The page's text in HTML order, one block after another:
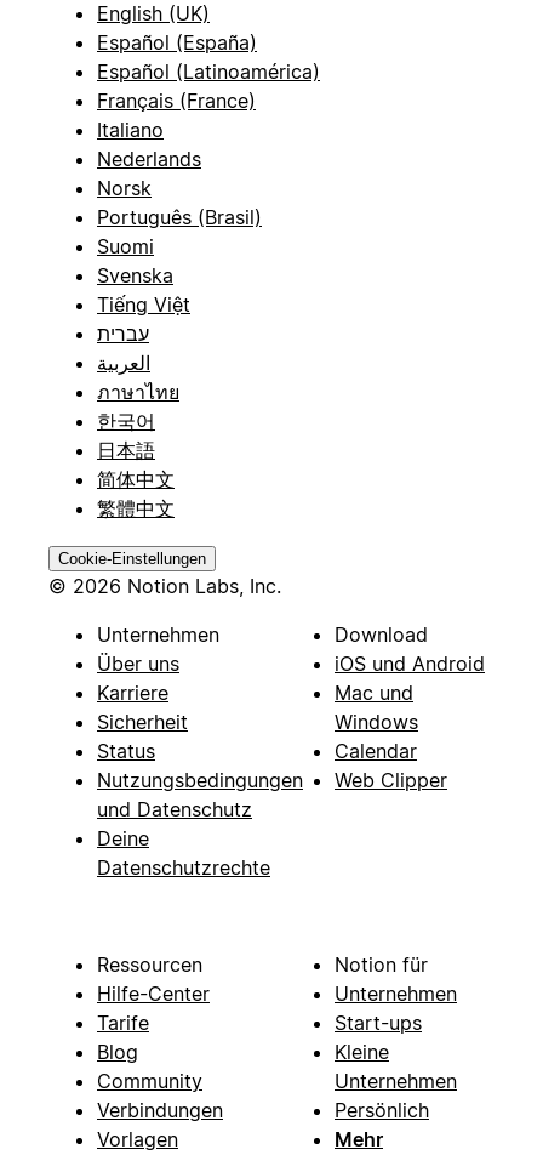
English (UK)
Español (España)
Español (Latinoamérica)
Français (France)
Italiano
Nederlands
Norsk
Português (Brasil)
Suomi
Svenska
Tiếng Việt
עברית
العربية
ภาษาไทย
한국어
日本語
简体中文
繁體中文
Cookie-Einstellungen
© 2026 Notion Labs, Inc.
Unternehmen
Über uns
Karriere
Sicherheit
Status
Nutzungsbedingungen
und Datenschutz
Deine
Datenschutzrechte
Download
iOS und Android
Mac und
Windows
Calendar
Web Clipper
Ressourcen
Hilfe-Center
Tarife
Blog
Community
Verbindungen
Vorlagen
Notion für
Unternehmen
Start-ups
Kleine
Unternehmen
Persönlich
Mehr